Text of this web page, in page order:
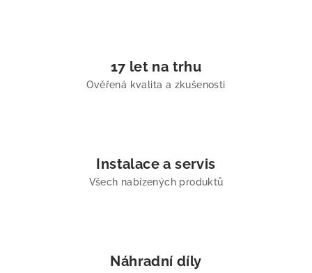
17 let na trhu
Ověřená kvalita a zkušenosti
Instalace a servis
Všech nabízených produktů
Náhradní díly